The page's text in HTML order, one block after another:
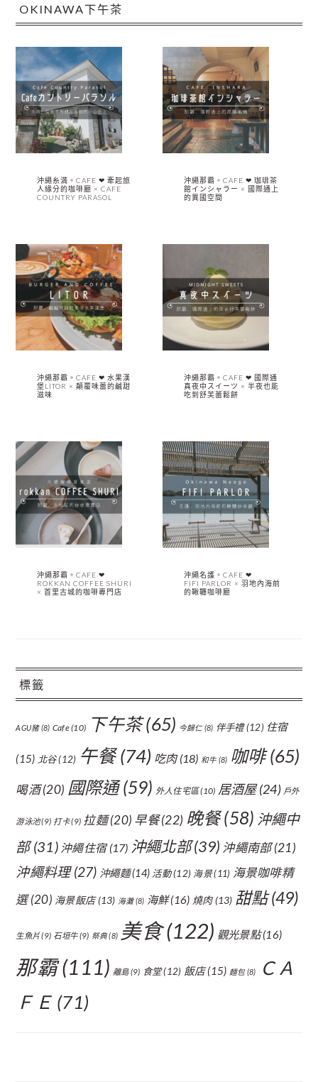
OKINAWA下午茶
沖繩糸満。CAFE ❤︎ 牽起旅
人緣分的咖啡廳 × CAFE
COUNTRY PARASOL
沖繩那霸。CAFE ❤︎ 珈琲茶
館インシャラー × 國際通上
的異國空間
沖繩那霸。CAFE ❤︎ 水果漢
堡LITOR × 顛覆味蕾的鹹甜
滋味
沖繩那霸。CAFE ❤︎ 國際通
真夜中スイーツ × 半夜也能
吃到舒芙蕾鬆餅
沖繩那霸。CAFE ❤︎
ROKKAN COFFEE SHURI
× 首里古城的咖啡專門店
沖繩名護。CAFE ❤︎
FIFI PARLOR × 羽地內海前
的鞦韆咖啡廳
標籤
AGU豬(8) Cafe(10) 下午茶(65) 今歸仁(8) 伴手禮(12) 住宿
(15) 北谷(12) 午餐(74) 吃肉(18) 和牛(8) 咖啡(65)
喝酒(20) 國際通(59) 外人住宅區(10) 居酒屋(24) 戶外
游泳池(9) 打卡(9) 拉麵(20) 早餐(22) 晚餐(58) 沖繩中
部(31) 沖繩住宿(17) 沖繩北部(39) 沖繩南部(21)
沖繩料理(27) 沖繩麵(14) 活動(12) 海景(11) 海景咖啡精
選(20) 海景飯店(13) 海灘(8) 海鮮(16) 燒肉(13) 甜點(49)
生魚片(9) 石垣牛(9) 祭典(8) 美食(122) 觀光景點(16)
那霸(111) 離島(9) 食堂(12) 飯店(15) 麵包 (8)
ＣＡ
ＦＥ (71)